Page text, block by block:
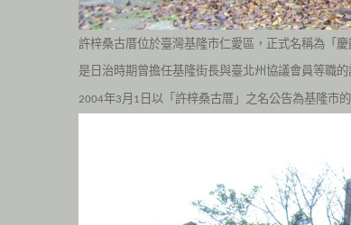
許梓桑古厝位於臺灣基隆市仁愛區，正式名稱為「慶
是日治時期曾擔任基隆街長與臺北州協議會員等職
2004年3 月 1 日以「許梓桑古厝」之名公告為基隆市